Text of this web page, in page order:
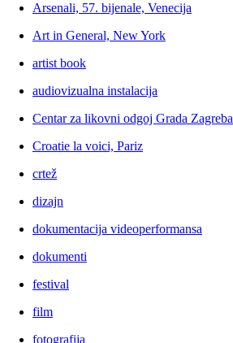
Arsenali, 57. bijenale, Venecija
Art in General, New York
artist book
audiovizualna instalacija
Centar za likovni odgoj Grada Zagreba
Croatie la voici, Pariz
crtež
dizajn
dokumentacija videoperformansa
dokumenti
festival
film
fotografija